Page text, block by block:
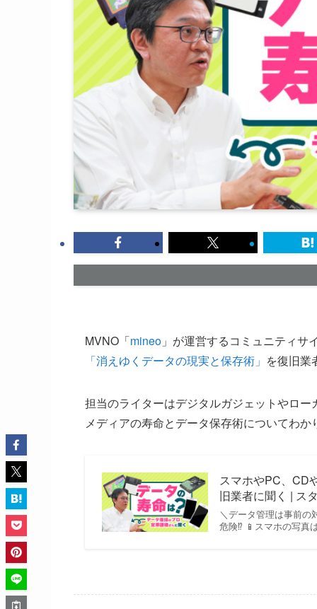
MVNO「mineo 」が運営するコミュニティサ
「消えゆくデータの現実と保存術」 を復旧業
担当のライターはデジタルガジェットやロー
メディアの寿命とデータ保存術についてわ
スマホやPC、CD
旧業者に聞く | ス
＼データ管理は事前の
危険⁉ 📱スマホの写真